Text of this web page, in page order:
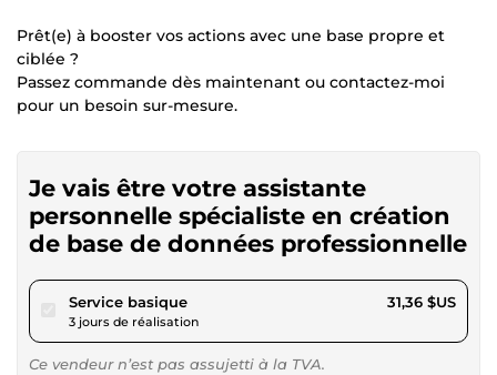
Prêt(e) à booster vos actions avec une base propre et
ciblée ?
Passez commande dès maintenant ou contactez-moi
pour un besoin sur-mesure.
Je vais être votre assistante
personnelle spécialiste en création
de base de données professionnelle
Service basiquepour 28,90 $US
3 jours de réalisation
31,36 $US
Ce vendeur n’est pas assujetti à la TVA.